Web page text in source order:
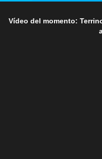
Vídeo del momento: